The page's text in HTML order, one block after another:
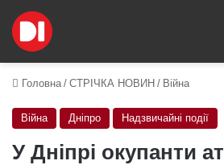
Головна / СТРІЧКА НОВИН / Війна
Війна Дніпро Надзвичайні події
У Дніпрі окупанти